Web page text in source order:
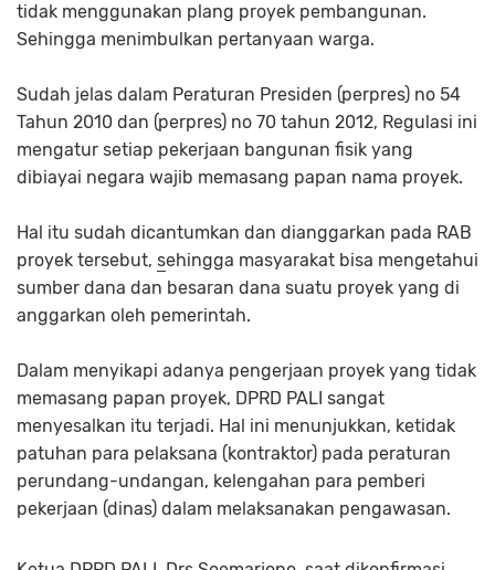
tidak menggunakan plang proyek pembangunan.
Sehingga menimbulkan pertanyaan warga.
Sudah jelas dalam Peraturan Presiden (perpres) no 54
Tahun 2010 dan (perpres) no 70 tahun 2012, Regulasi ini
mengatur setiap pekerjaan bangunan fisik yang
dibiayai negara wajib memasang papan nama proyek.
Hal itu sudah dicantumkan dan dianggarkan pada RAB
proyek tersebut, sehingga masyarakat bisa mengetahui
sumber dana dan besaran dana suatu proyek yang di
anggarkan oleh pemerintah.
Dalam menyikapi adanya pengerjaan proyek yang tidak
memasang papan proyek, DPRD PALI sangat
menyesalkan itu terjadi. Hal ini menunjukkan, ketidak
patuhan para pelaksana (kontraktor) pada peraturan
perundang-undangan, kelengahan para pemberi
pekerjaan (dinas) dalam melaksanakan pengawasan.